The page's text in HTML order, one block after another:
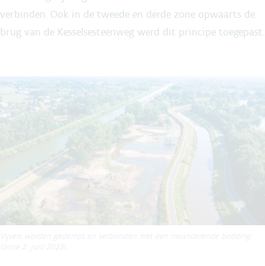
verbinden. Ook in de tweede en derde zone opwaarts de
brug van de Kesselsesteenweg werd dit principe toegepast.